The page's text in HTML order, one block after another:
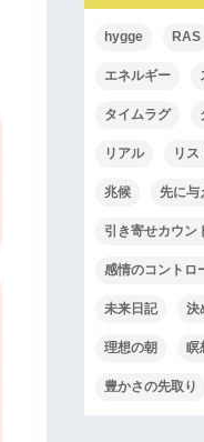
hygge RAS
エネルギー
タイムラグ
リアル リス
兆候 先に与
引き寄せカウン
感情のコントロ
未来日記 決
理想の朝 瞑
豊かさの先取り